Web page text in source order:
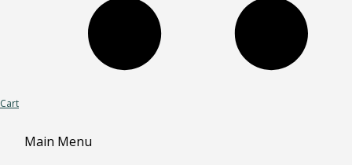
Cart
Main Menu